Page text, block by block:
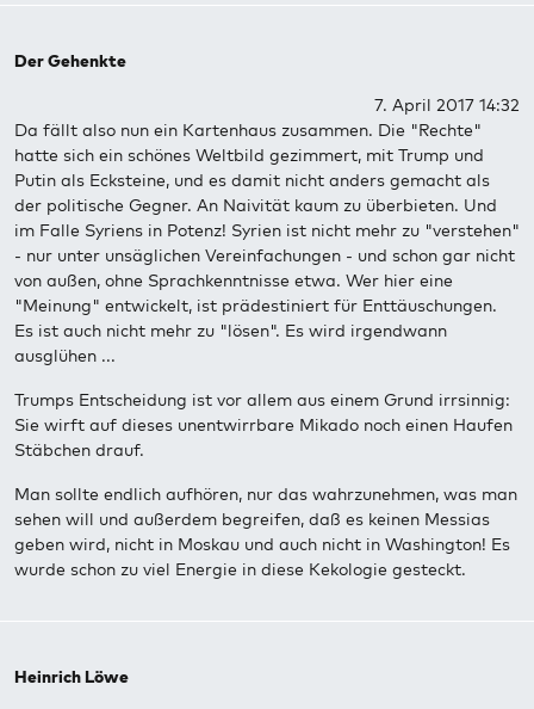
Der Gehenkte
7. April 2017 14:32
Da fällt also nun ein Kartenhaus zusammen. Die "Rechte"
hatte sich ein schönes Weltbild gezimmert, mit Trump und
Putin als Ecksteine, und es damit nicht anders gemacht als
der politische Gegner. An Naivität kaum zu überbieten. Und
im Falle Syriens in Potenz! Syrien ist nicht mehr zu "verstehen"
- nur unter unsäglichen Vereinfachungen - und schon gar nicht
von außen, ohne Sprachkenntnisse etwa. Wer hier eine
"Meinung" entwickelt, ist prädestiniert für Enttäuschungen.
Es ist auch nicht mehr zu "lösen". Es wird irgendwann
ausglühen ...
Trumps Entscheidung ist vor allem aus einem Grund irrsinnig:
Sie wirft auf dieses unentwirrbare Mikado noch einen Haufen
Stäbchen drauf.
Man sollte endlich aufhören, nur das wahrzunehmen, was man
sehen will und außerdem begreifen, daß es keinen Messias
geben wird, nicht in Moskau und auch nicht in Washington! Es
wurde schon zu viel Energie in diese Kekologie gesteckt.
Heinrich Löwe